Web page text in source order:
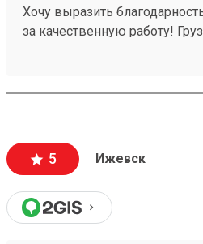
Хочу выразить
за качественную работу!
5 Ижевск